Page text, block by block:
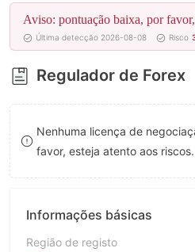
5
6
7
8
9
Aviso: pontuação baixa, por
Última detecção 2026-08-08 Risco
Regulador de Forex
Nenhuma licença de
favor, esteja atento aos riscos.
Informações básicas
Região de registo